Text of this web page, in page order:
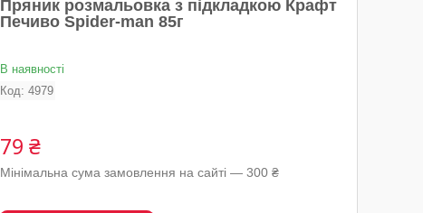
Пряник розмальовка з підкладкою Крафт
Печиво Spider-man 85г
В наявності
Код: 4979
79 ₴
Мінімальна сума замовлення на сайті — 300 ₴